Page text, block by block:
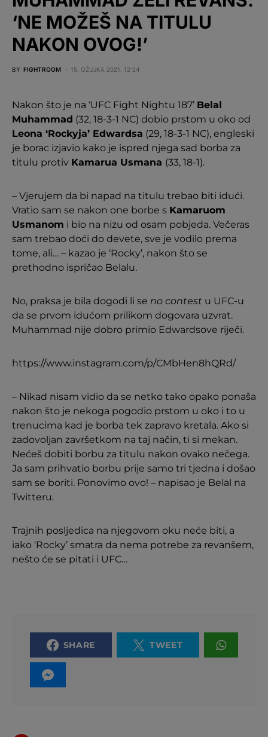
‘NE MOŽEŠ NA TITULU
NAKON OVOG!’
BY FIGHTROOM 15. OŽUJKA 2021. 12:24
Nakon što je na ‘UFC Fight Nightu 187’ Belal
Muhammad (32, 18-3-1 NC) dobio prstom u oko od
Leona ‘Rockyja’ Edwardsa (29, 18-3-1 NC), engleski
je borac izjavio kako je ispred njega sad borba za
titulu protiv Kamarua Usmana (33, 18-1).
– Vjerujem da bi napad na titulu trebao biti idući.
Vratio sam se nakon one borbe s Kamaruom
Usmanom i bio na nizu od osam pobjeda. Večeras
sam trebao doći do devete, sve je vodilo prema
tome, ali… – kazao je ‘Rocky’, nakon što se
prethodno ispričao Belalu.
No, praksa je bila dogodi li se no contest u UFC-u
da se prvom idućom prilikom dogovara uzvrat.
Muhammad nije dobro primio Edwardsove riječi.
https://www.instagram.com/p/CMbHen8hQRd/
– Nikad nisam vidio da se netko tako opako ponaša
nakon što je nekoga pogodio prstom u oko i to u
trenucima kad je borba tek zapravo kretala. Ako si
zadovoljan završetkom na taj način, ti si mekan.
Nećeš dobiti borbu za titulu nakon ovako nečega.
Ja sam prihvatio borbu prije samo tri tjedna i došao
sam se boriti. Ponovimo ovo! – napisao je Belal na
Twitteru.
Trajnih posljedica na njegovom oku neće biti, a
iako ‘Rocky’ smatra da nema potrebe za revanšem,
nešto će se pitati i UFC…
SHARE TWEET